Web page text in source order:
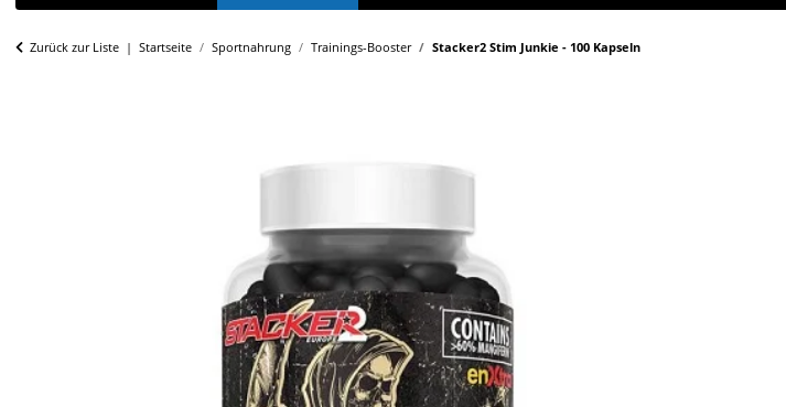
Zurück zur Liste Startseite Sportnahrung Trainings-Booster Stacker2 Stim Junkie - 100 Kapseln